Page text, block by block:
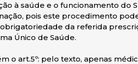
à saúde e o funcionamento do
pois este procedimento
da referida
Único de Saúde.
o art.5º: pelo texto, apenas